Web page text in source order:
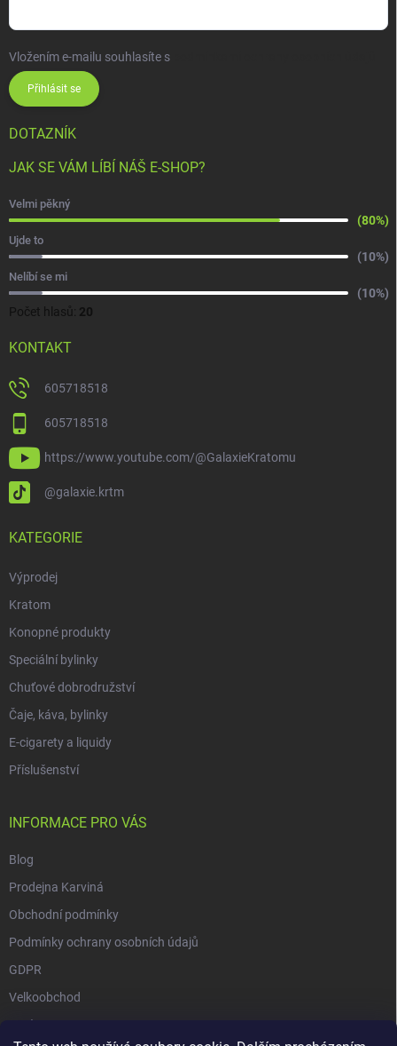
Vložením e-mailu souhlasíte s
Přihlásit se
DOTAZNÍK
JAK SE VÁM LÍBÍ NÁŠ E-SHOP?
Velmi pěkný
(80%)
Ujde to
(10%)
Nelíbí se mi
(10%)
Počet hlasů: 20
KONTAKT
605718518
605718518
https://www.youtube.com/@GalaxieKratomu
@galaxie.krtm
KATEGORIE
Výprodej
Kratom
Konopné produkty
Speciální bylinky
Chuťové dobrodružství
Čaje, káva, bylinky
E-cigarety a liquidy
Příslušenství
INFORMACE PRO VÁS
Blog
Prodejna Karviná
Obchodní podmínky
Podmínky ochrany osobních údajů
GDPR
Velkoobchod
O nás